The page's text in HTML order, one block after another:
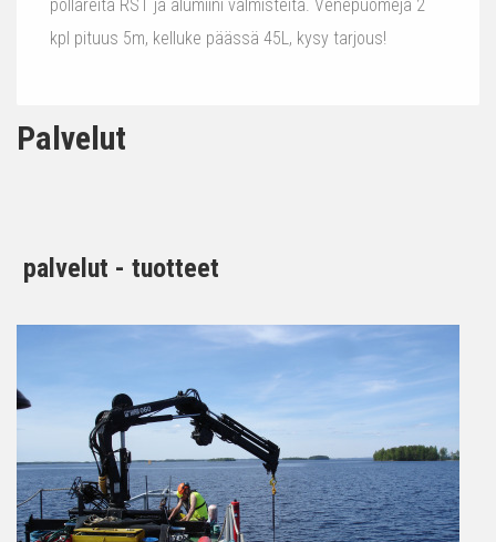
pollareita RST ja alumiini valmisteita. Venepuomeja 2
kpl pituus 5m, kelluke päässä 45L, kysy tarjous!
Palvelut
palvelut - tuotteet